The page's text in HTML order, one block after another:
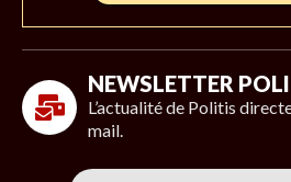
NEWSLETTER
L’actualité de Politis
mail.